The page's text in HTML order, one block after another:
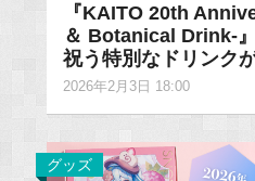
『KAITO 20th
＆ Botanical Drink-
祝う特別なドリンク
2026年2月3日 18:00
グッズ